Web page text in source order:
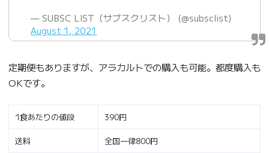
— SUBSC LIST（サブスクリスト） (@subsclist)
August 1, 2021
定期便もありますが、アラカルトでの購入も可能。都度購入も
OKです。
1食あたりの値段 390円
送料 全国一律800円